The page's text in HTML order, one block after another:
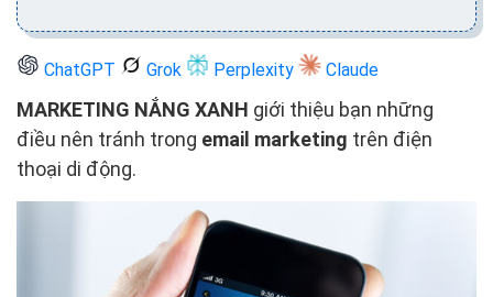
ChatGPT Grok Perplexity Claude
MARKETING NẮNG XANH giới thiệu bạn những
điều nên tránh trong email marketing trên điện
thoại di động.